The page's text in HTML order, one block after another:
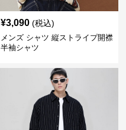
¥3,090 (税込)
メンズ シャツ 縦ストライプ開襟
半袖シャツ